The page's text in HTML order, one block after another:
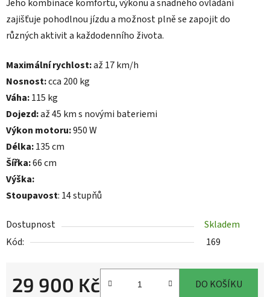
Jeho kombinace komfortu, výkonu a snadného ovládání
zajišťuje pohodlnou jízdu a možnost plně se zapojit do
různých aktivit a každodenního života.
Maximální rychlost:až 17 km/h
Nosnost:cca 200 kg
Váha:115 kg
Dojezd:až 45 km s novými bateriemi
Výkon motoru:950 W
Délka:135 cm
Šířka:66 cm
Výška:
Stoupavost: 14 stupňů
Dostupnost
Skladem
Kód:
169
29 900 Kč DO KOŠÍKU